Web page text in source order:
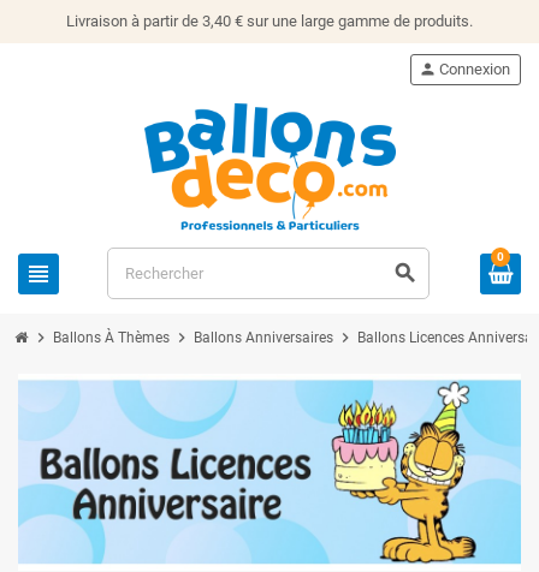
Livraison à partir de 3,40 € sur une large gamme de produits.
view_headline search
person Connexion
0
chevron_right Ballons À Thèmes chevron_right Ballons Anniversaires chevron_right Ballons Licences